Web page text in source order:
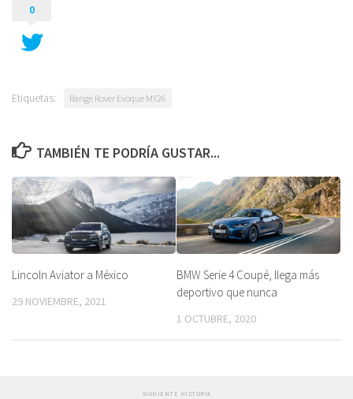
0
Etiquetas: Range Rover Evoque MY26
TAMBIÉN TE PODRÍA GUSTAR...
Lincoln Aviator a México
29 NOVIEMBRE, 2021
BMW Serie 4 Coupé, llega más
deportivo que nunca
1 OCTUBRE, 2020
SIGUIENTE HISTORIA